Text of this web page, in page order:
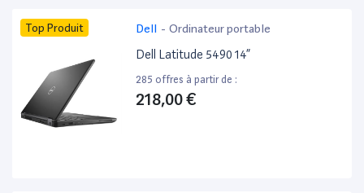
Top Produit Dell - Ordinateur portable
Dell Latitude 5490 14”
285 offres à partir de :
218,00 €